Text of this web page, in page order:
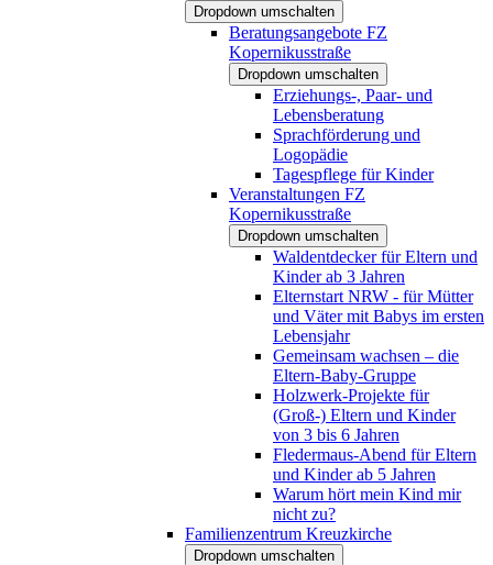
Dropdown umschalten
Beratungsangebote FZ
Kopernikusstraße
Dropdown umschalten
Erziehungs-, Paar- und
Lebensberatung
Sprachförderung und
Logopädie
Tagespflege für Kinder
Veranstaltungen FZ
Kopernikusstraße
Dropdown umschalten
Waldentdecker für Eltern und
Kinder ab 3 Jahren
Elternstart NRW - für Mütter
und Väter mit Babys im ersten
Lebensjahr
Gemeinsam wachsen – die
Eltern-Baby-Gruppe
Holzwerk-Projekte für
(Groß-) Eltern und Kinder
von 3 bis 6 Jahren
Fledermaus-Abend für Eltern
und Kinder ab 5 Jahren
Warum hört mein Kind mir
nicht zu?
Familienzentrum Kreuzkirche
Dropdown umschalten